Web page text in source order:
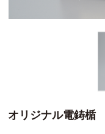
オリジナル電鋳楯